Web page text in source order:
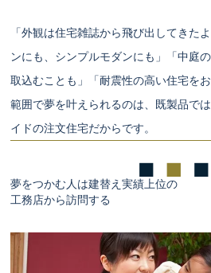
「外観は住宅雑誌から飛び出してきた
ンにも、シンプルモダンにも」「中庭
取込むことも」「耐震性の高い住宅を
範囲で夢を叶えられるのは、既製品で
イドの注文住宅だからです。
夢をつかむ人は建替え実績上位の
工務店から訪問する